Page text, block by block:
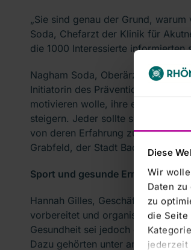
Diese
Wir
Daten
zu
die Seite
jederzeit
„Sie sind genau der Grund,
Soda, Chefarzt der Klinik für
die 1000 Interessierte informierten
Nagham Soda, Oberärztin und
Initiatorin des Präventions- und
motivieren wolle, ihre eigene
steigern. Jeder sollte sich trauen,
von deren Erfahrung zu
Grabfeld, der Stadt Bad Neustadt
Sport und gesunde Ernährung
Hannah Gilles,
vorbereitet und organisiert haben.
Gesundheit sei jedoch das
Dazu gehörten unter anderem